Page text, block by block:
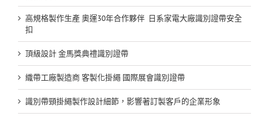
高規格製作生產 奧運30年合作夥伴 日系家電大廠識別證帶安全
扣
頂級設計 金馬獎典禮識別證帶
織帶工廠製造商 客製化掛繩 國際展會識別證帶
識別帶頸掛繩製作設計細節，影響著訂製客戶的企業形象